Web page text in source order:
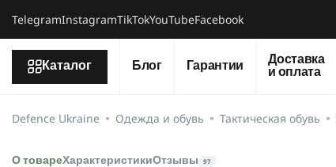
TelegramInstagramTikTokYouTubeFacebook
Каталог Блог Гарантии
Доставка
и оплата
Defence Ukraine Одежда и обувь Тактическая обувь
О товареХарактеристикиОтзывы 97